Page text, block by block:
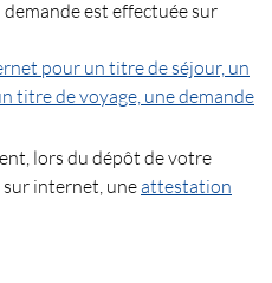
est effectuée sur
pour un titre de séjour, un
titre de voyage, une demande
lors du dépôt de votre
internet, uneattestation